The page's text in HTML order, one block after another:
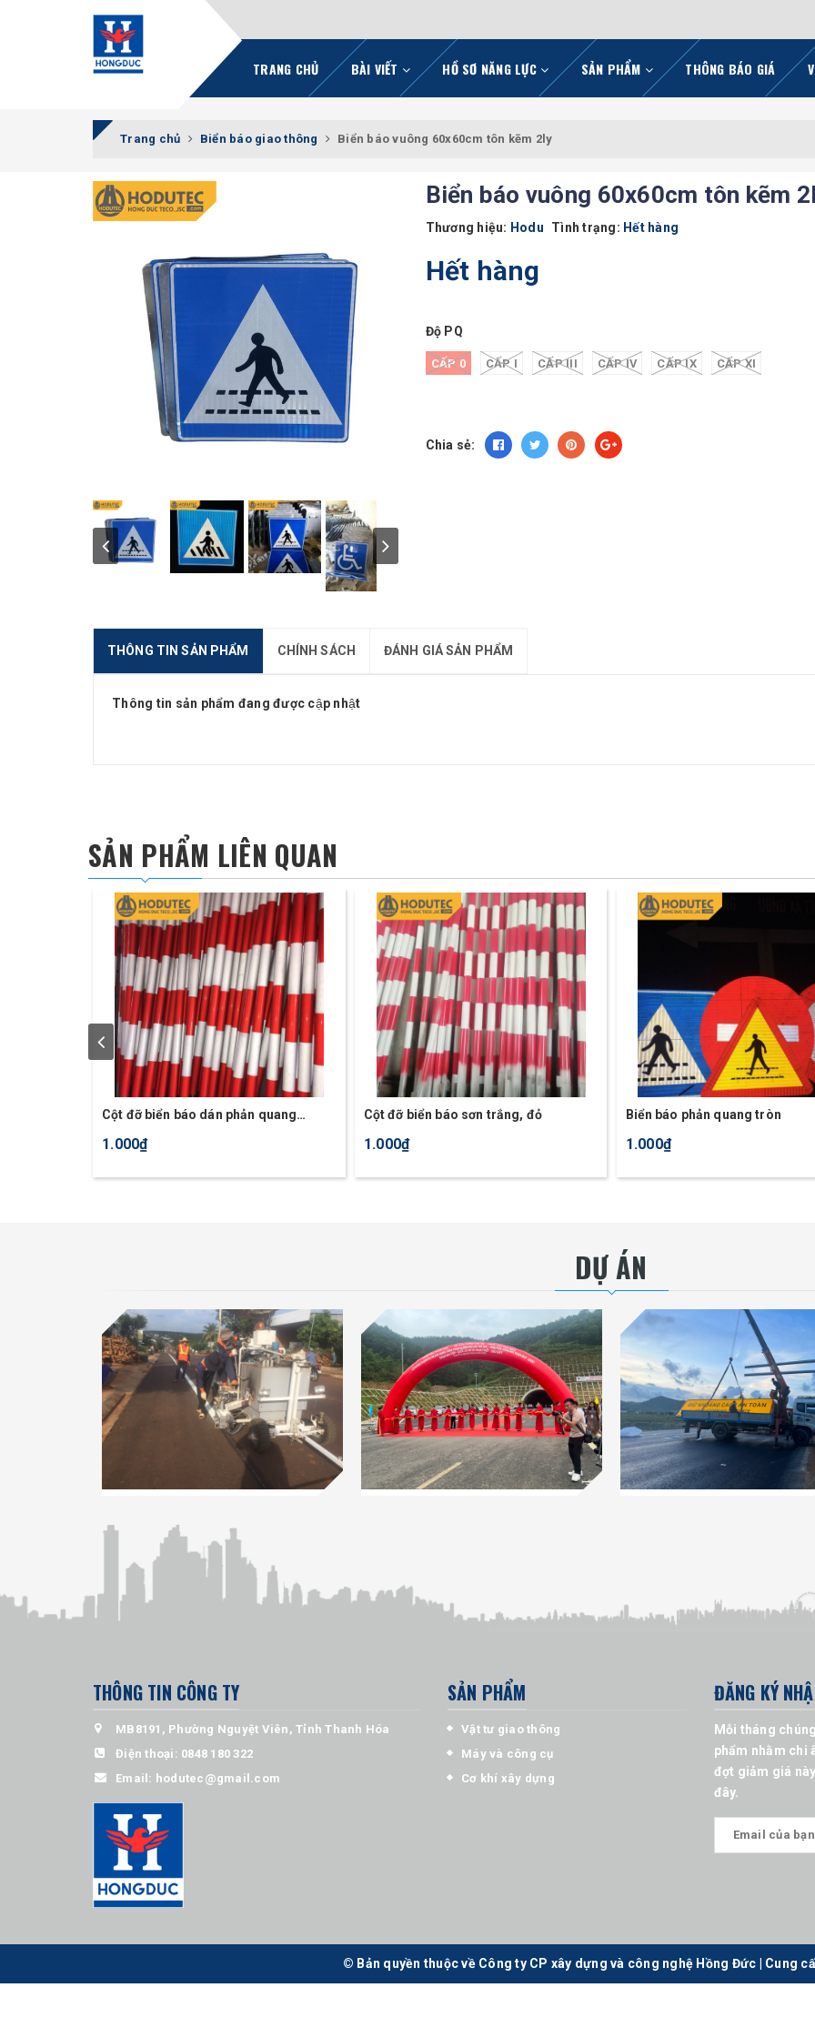
TRANG CHỦ BÀI VIẾT HỒ SƠ NĂNG LỰC SẢN PHẨM THÔNG BÁO GIÁ
Trang chủ Biển báo giao thông Biển báo vuông 60x60cm tôn kẽm 2ly
Biển báo vuông 60x60cm tôn kẽm
Thương hiệu: Hodu Tình trạng: Hết hàng
Hết hàng
Độ PQ
CẤP 0 CẤP I CẤP III CẤP IV CẤP IX CẤP XI
Chia sẻ:
THÔNG TIN SẢN PHẨM CHÍNH SÁCH ĐÁNH GIÁ SẢN PHẨM
Thông tin sản phẩm đang được cập nhật
SẢN PHẨM LIÊN QUAN
Cột đỡ biển báo dán phản quang
1.000₫
Cột đỡ biển báo sơn trắng, đỏ
1.000₫
Biển báo phản quang tròn
1.000₫
DỰ ÁN
THÔNG TIN CÔNG TY
MB8191, Phường Nguyệt Viên, Tỉnh Thanh Hóa
Điện thoại: 0848 180 322
Email: hodutec@gmail.com
SẢN PHẨM
Vật tư giao thông
Máy và công cụ
Cơ khí xây dựng
ĐĂNG KÝ
Mỗi tháng
phẩm nhằm chi
đợt giảm giá
đây.
© Bản quyền thuộc về Công ty CP xây dựng và công nghệ Hồng Đức Cung